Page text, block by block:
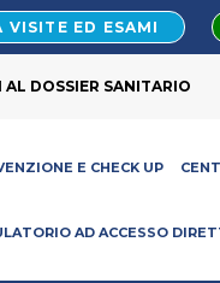
VISITE ED ESAMI
AL DOSSIER SANITARIO
E CHECK UP
AD ACCESSO